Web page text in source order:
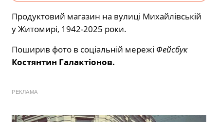
Продуктовий магазин на вулиці Михайлівській
у Житомирі, 1942-2025 роки.
Поширив фото в соціальній мережі Фейсбук
Костянтин Галактіонов.
РЕКЛАМА